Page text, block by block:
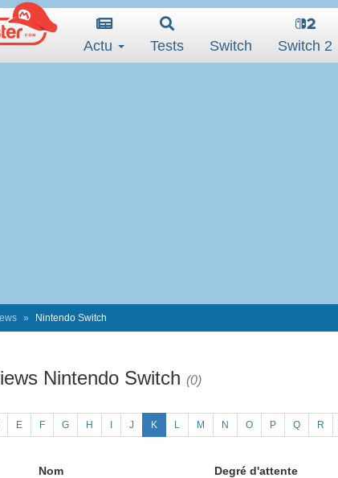
Actu Tests Switch Switch 2
Nintendo Switch
Nintendo Switch (0)
E F G H J K L M N O P Q R
Nom Degré d'attente